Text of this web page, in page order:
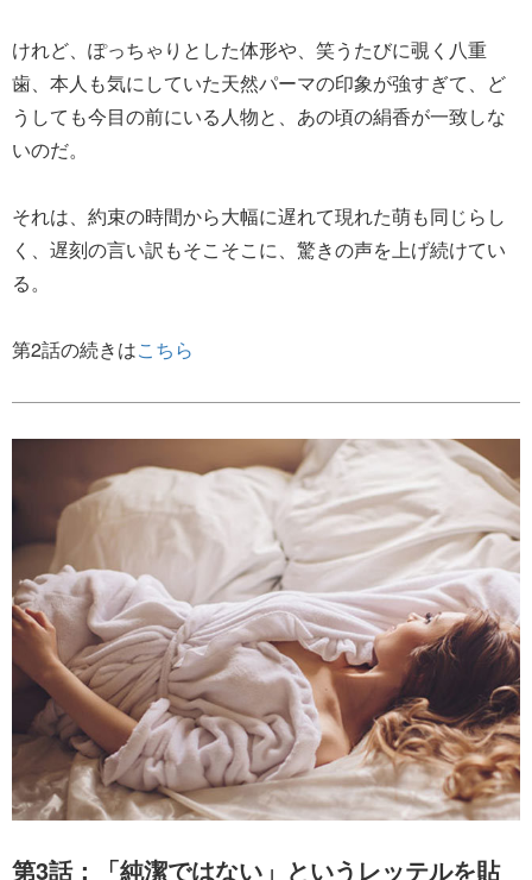
けれど、ぽっちゃりとした体形や、笑うたびに覗く八重
歯、本人も気にしていた天然パーマの印象が強すぎて、ど
うしても今目の前にいる人物と、あの頃の絹香が一致しな
いのだ。
それは、約束の時間から大幅に遅れて現れた萌も同じらし
く、遅刻の言い訳もそこそこに、驚きの声を上げ続けてい
る。
第2話の続きはこちら
第3話：「純潔ではない」というレッテルを貼